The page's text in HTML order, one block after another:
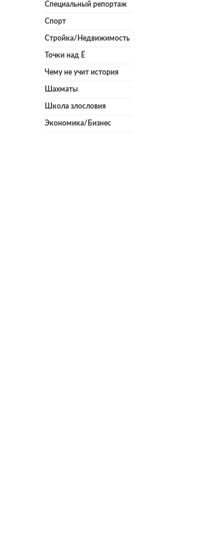
Специальный репортаж
Спорт
Стройка/Недвижимость
Точки над Ё
Чему не учит история
Шахматы
Школа злословия
Экономика/Бизнес